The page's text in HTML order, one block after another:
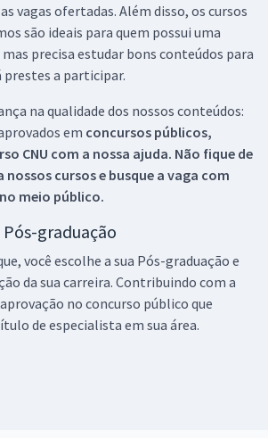
vagas ofertadas. Além disso, os cursos
são ideais para quem possui uma
precisa estudar bons conteúdos para
prestes a participar.
na qualidade dos nossos conteúdos:
em concursos públicos,
CNU com a nossa ajuda. Não fique de
cursos e busque a vaga com
meio público.
graduação
você escolhe a sua Pós-graduação e
da sua carreira. Contribuindo com a
no concurso público que
de especialista em sua área.